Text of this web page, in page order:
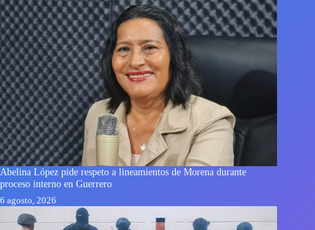
Abelina López pide respeto a lineamientos de Morena durante
proceso interno en Guerrero
6 agosto, 2026